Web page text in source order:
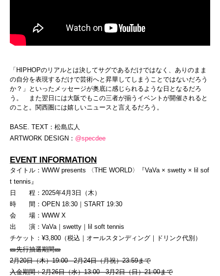
「HIPHOPのリアルとは決してサグであるだけではなく、ありのまま
の自分を表現するだけで芸術へと昇華してしまうことではないだろう
か？」といったメッセージが奥底に感じられるような日となるだろ
う。 また翌日には大阪でもこの三者が揃うイベントが開催されると
のこと。関西圏には嬉しいニュースと言えるだろう。
BASE. TEXT：松島広人
ARTWORK DESIGN： @specdee
EVENT INFORMATION
タイトル：WWW presents 〈THE WORLD〉『VaVa × swetty × lil sof
t tennis』
日 程：2025年4月3日（木）
時 間：OPEN 18:30｜START 19:30
会 場：WWW X
出 演：VaVa｜swetty｜lil soft tennis
チケット：¥3,800（税込｜オールスタンディング｜ドリンク代別）
🎫先行抽選期間🎫
2月20日（木）19:00 - 2月24日（月祝）23:59まで
入金期間：2月26日（水）13:00 - 3月2日（日）21:00まで